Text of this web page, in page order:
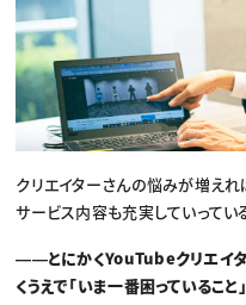
クリエイターさんの悩みが増え
サービス内容も充実していってい
――とにかくYouTubeクリエイ
くうえで「いま一番困っていること